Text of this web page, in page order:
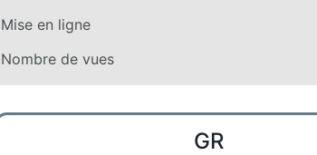
Mise en ligne
Nombre de vues
GR